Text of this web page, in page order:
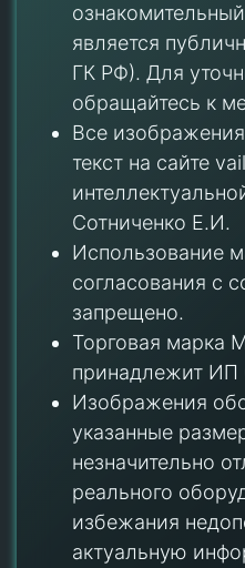
является
ГК РФ). Для
обращайтесь к
Все
текст на сайте
Сотниченко Е.И.
Использование
согласования с
запрещено.
Торговая марка
принадлежит ИП
Изображения
указанные
незначительно
реального
избежания
актуальную